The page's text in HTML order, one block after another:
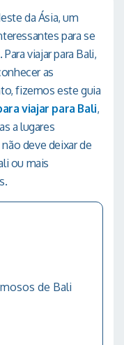
da Ásia, um
para se
viajar para Bali,
as
fizemos este guia
viajar para Bali,
a lugares
deve deixar de
ou mais
de Bali